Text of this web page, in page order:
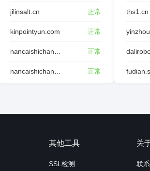
jilinsalt.cn 正常
kinpointyun.com 正常
正常
正常
ths1.cn
其他工具
SSL检测
关
联